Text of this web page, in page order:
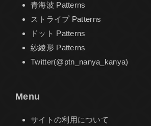
青海波 Patterns
ストライプ Patterns
ドット Patterns
紗綾形 Patterns
Twitter(@ptn_nanya_kanya)
Menu
サイトの利用について